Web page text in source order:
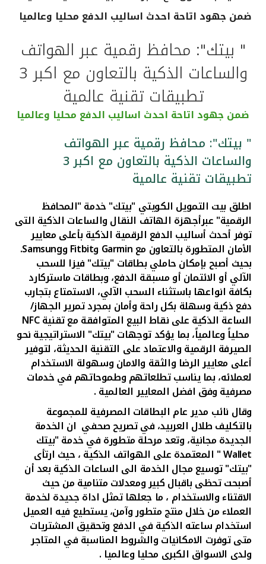
القنوات المصرفية
أدوات وخدمات
خدمات ما بعد البيع
اتصل بنا
مواقع الفروع وأجهزة الصرف الآلي
ألمانيا
ماليزيا
تركيا
مصر
المملكة المتحدة
مملكة البحرين
ضمن جهود اتاحة احدث اساليب الدفع محليا وعالميا
" بيتك": محافظ رقمية عبر الهواتف
والساعات الذكية بالتعاون مع اكبر 3
تطبيقات تقنية عالمية
ضمن جهود اتاحة احدث اساليب الدفع محليا وعالميا
" بيتك": محافظ رقمية عبر الهواتف
والساعات الذكية بالتعاون مع اكبر 3
تطبيقات تقنية عالمية
اطلق بيت التمويل الكويتي"بيتك" خدمة "المحافظ
الرقمية" عبرأجهزة الهاتف النقال والساعات الذكية التى
توفر أحدث أساليب الدفع الرقمية الذكية بأعلى معايير
الأمان المتطورة بالتعاون معGarmin وFitbitوSamsung
.
بحيث أصبح بإمكان حاملي بطاقات "بيتك" فيزا للسحب
الآلي أو الائتمان أو مسبقة الدفع، وبطاقات ماستركارد
بكافة انواعها باستثناء السحب الآلي، الاستمتاع بتجارب
دفع ذكية وسهلة بكل راحة وأمان بمجرد تمرير الجهاز/
الساعة الذكية على نقاط البيع المتوافقة مع تقنيةNFC
محلياً وعالمياً، بما يؤكد توجهات "بيتك" الاستراتيجية نحو
الصيرفة الرقمية والاعتماد على التقنية الحديثة، لتوفير
أعلى معايير الرضا والثقة والامان وسهولة الاستخدام
لعملائه، بما يناسب تطلعاتهم وطموحاتهم في خدمات
مصرفية وفق افضل المعايير العالمية .
وقال نائب مدير عام البطاقات المصرفية للمجموعة
بالتكليفطلال العربيد،في تصريح صحفي ان الخدمة
الجديدة مجانية، وتعد مرحلة متطورة في خدمة "بيتك
Wallet" المعتمدة على الهواتف الذكية ، حيث ارتأى
"بيتك" توسيع مجال الخدمة الى الساعات الذكية بعد أن
أصبحت تحظى باقبال كبير ومعدلات متنامية من حيث
الاقتناء والاستخدام ، ما جعلها تمثل اداة جديدة لخدمة
العملاء من خلال منتج متطور وآمن، يستطيع فيه العميل
استخدام ساعته الذكية في الدفع وتحقيق المشتريات
متى توفرت الامكانيات والشروط المناسبة في المتاجر
ولدى الاسواق الكبرى محليا وعالميا .